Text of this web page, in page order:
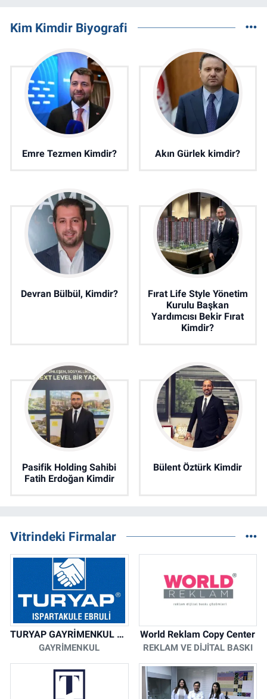
Kim Kimdir Biyografi
Emre Tezmen Kimdir? Akın Gürlek kimdir?
Devran Bülbül, Kimdir?
Fırat Life Style Yönetim
Kurulu Başkan
Yardımcısı Bekir Fırat
Kimdir?
Pasifik Holding Sahibi
Fatih Erdoğan Kimdir
Bülent Öztürk Kimdir
Vitrindeki Firmalar
TURYAP GAYRİMENKUL DANIŞMANLIK HİZMETLERİ
GAYRIMENKUL
World Reklam Copy Center
REKLAM VE DIJITAL BASKI